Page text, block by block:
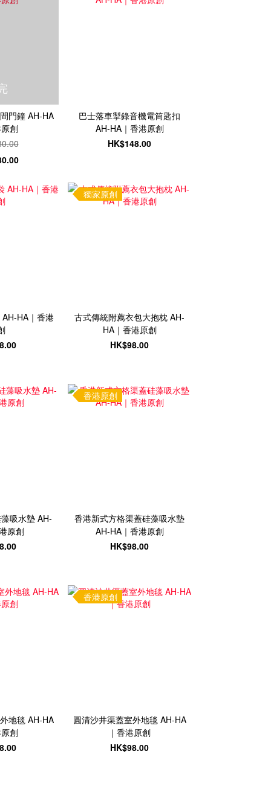
門鐘 AH-HA
創
巴士落車掣錄音機電筒匙扣
AH-HA｜香港原創
HK$148.00
HA｜香港
獨家原創
古式傳統附薦衣包大抱枕 AH-
HA｜香港原創
HK$98.00
吸水墊 AH-
原創
香港原創
香港新式方格渠蓋硅藻吸水墊
AH-HA｜香港原創
HK$98.00
地毯 AH-HA
創
香港原創
圓清沙井渠蓋室外地毯 AH-HA
｜香港原創
HK$98.00